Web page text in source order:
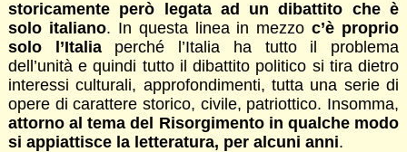
storicamente però legata ad un dibattito che è
solo italiano. In questa linea in mezzoc’è proprio
solo l’Italiaperché l’Italia ha tutto il problema
dell’unità e quindi tutto il dibattito politico si tira dietro
interessi culturali, approfondimenti, tutta una serie di
opere di carattere storico, civile, patriottico. Insomma,
attorno al tema del Risorgimento in qualche modo
si appiattisce la letteratura, per alcuni anni.